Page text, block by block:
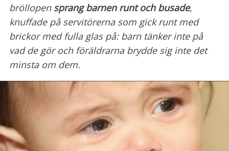
bröllopen sprang barnen runt och busade,
knuffade på servitörerna som gick runt med
brickor med fulla glas på: barn tänker inte på
vad de gör och föräldrarna brydde sig inte det
minsta om dem.